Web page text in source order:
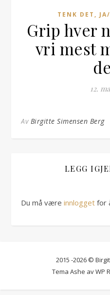
TENK DET,
Grip hver
vri mest
12.
Av Birgitte Simensen Berg
LEGG
Du må være innlogget for
2015 -2026 ©
Tema Ashe avWP